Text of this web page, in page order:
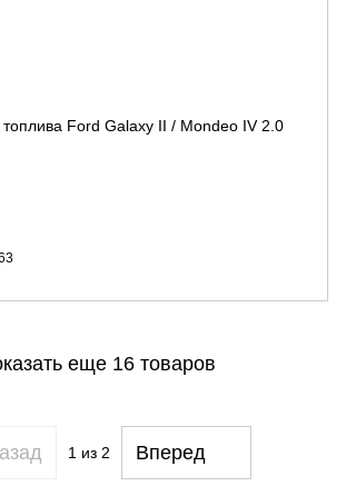
топлива Ford Galaxy II / Mondeo IV 2.0
еще 16 товаров
1 из 2 Вперед